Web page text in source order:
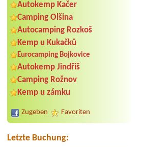
Autokemp Kačer
Camping Olšina
Autocamping Rozkoš
Kemp u Kukačků
Eurocamping Bojkovice
Autokemp Jindřiš
Camping Rožnov
Kemp u zámku
Zugeben Favoriten
Letzte Buchung:
Termin ab 2026-07-24 |
Club Dyje
1 místo u vody(vlastní karavan)+2